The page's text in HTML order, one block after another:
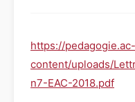
https://
content/uploads/
n7-EAC-2018.pdf